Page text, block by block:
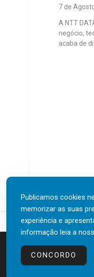
7 de
A NTT
negócio,
acaba de
Publicamos cookies
memorizar as suas
experiência e
informação leia a
CONCORDO